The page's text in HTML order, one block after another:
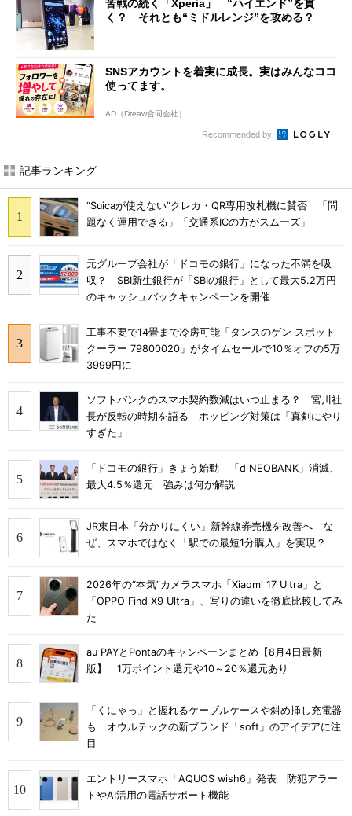
苦戦の続く「Xperia」 “ハイエンド”を貫
く？ それとも“ミドルレンジ”を攻める？
SNSアカウントを着実に成長。実はみんなココ
使ってます。
AD（Dreaw合同会社）
Recommended by
記事ランキング
“Suicaが使えない”クレカ・QR専用改札機に賛否 「問
題なく運用できる」「交通系ICの方がスムーズ」
元グループ会社が「ドコモの銀行」になった不満を吸
収？ SBI新生銀行が「SBIの銀行」として最大5.2万円
のキャッシュバックキャンペーンを開催
工事不要で14畳まで冷房可能「タンスのゲン スポット
クーラー 79800020」がタイムセールで10％オフの5万
3999円に
ソフトバンクのスマホ契約数減はいつ止まる？ 宮川社
長が反転の時期を語る ホッピング対策は「真剣にやり
すぎた」
「ドコモの銀行」きょう始動 「d NEOBANK」消滅、
最大4.5％還元 強みは何か解説
JR東日本「分かりにくい」新幹線券売機を改善へ な
ぜ、スマホではなく「駅での最短1分購入」を実現？
2026年の“本気”カメラスマホ「Xiaomi 17 Ultra」と
「OPPO Find X9 Ultra」、写りの違いを徹底比較してみ
た
au PAYとPontaのキャンペーンまとめ【8月4日最新
版】 1万ポイント還元や10～20％還元あり
「くにゃっ」と握れるケーブルケースや斜め挿し充電器
も オウルテックの新ブランド「soft」のアイデアに注
目
エントリースマホ「AQUOS wish6」発表 防犯アラー
トやAI活用の電話サポート機能